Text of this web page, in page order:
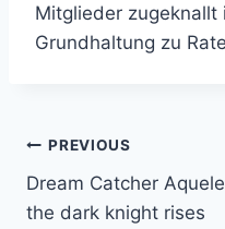
Mitglieder zugeknallt
Grundhaltung zu
Post
navigation
PREVIOUS
Dream Catcher Aquele
the dark knight rises